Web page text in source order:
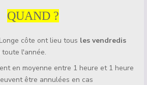
QUAND ?
côte ont lieu tous les vendredis
toute l'année.
en moyenne entre 1 heure et 1 heure
être annulées en cas